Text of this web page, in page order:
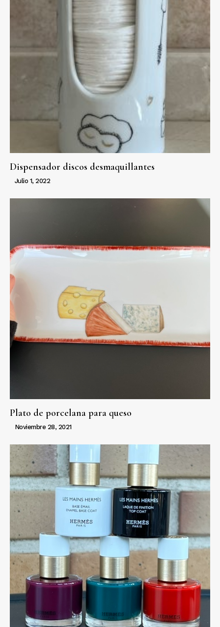
Dispensador discos desmaquillantes
Julio 1, 2022
Plato de porcelana para queso
Noviembre 28, 2021